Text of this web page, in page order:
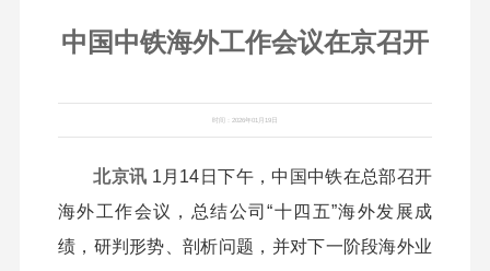
中国中铁海外工作会议在京召开
时间：2026年01月19日
北京讯 1月14日下午，中国中铁在总部召开
海外工作会议，总结公司“十四五”海外发展成
绩，研判形势、剖析问题，并对下一阶段海外业